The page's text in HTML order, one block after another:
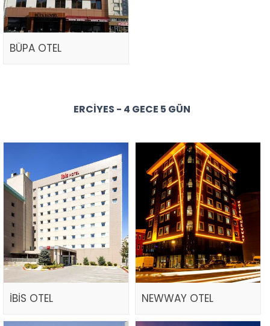
BÜPA OTEL
ERCIYES - 4 GECE 5 GÜN
İBİS OTEL NEWWAY OTEL